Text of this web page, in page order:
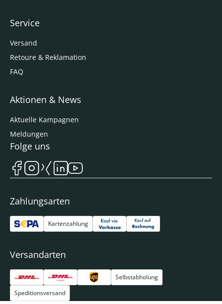
Service
Versand
Retoure & Reklamation
FAQ
Aktionen & News
Aktuelle Kampagnen
Meldungen
Zahlungsarten
Kartenzahlung
Versandarten
Selbstabholung
Speditionsversand
Folge uns